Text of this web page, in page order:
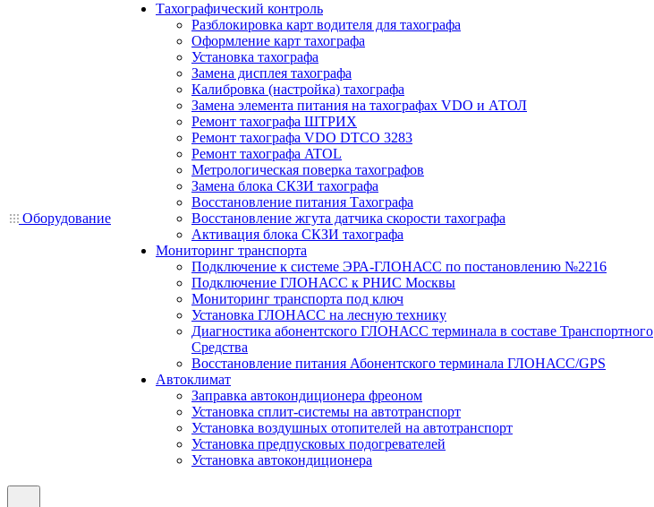
Оборудование
Тахографический контроль
Разблокировка карт водителя для тахографа
Оформление карт тахографа
Установка тахографа
Замена дисплея тахографа
Калибровка (настройка) тахографа
Замена элемента питания на тахографах VDO и АТОЛ
Ремонт тахографа ШТРИХ
Ремонт тахографа VDO DTCO 3283
Ремонт тахографа ATOL
Метрологическая поверка тахографов
Замена блока СКЗИ тахографа
Восстановление питания Тахографа
Восстановление жгута датчика скорости тахографа
Активация блока СКЗИ тахографа
Мониторинг транспорта
Подключение к системе ЭРА-ГЛОНАСС по постановлению №2216
Подключение ГЛОНАСС к РНИС Москвы
Мониторинг транспорта под ключ
Установка ГЛОНАСС на лесную технику
Диагностика абонентского ГЛОНАСС терминала в составе Транспортного
Средства
Восстановление питания Абонентского терминала ГЛОНАСС/GPS
Автоклимат
Заправка автокондиционера фреоном
Установка сплит-системы на автотранспорт
Установка воздушных отопителей на автотранспорт
Установка предпусковых подогревателей
Установка автокондиционера